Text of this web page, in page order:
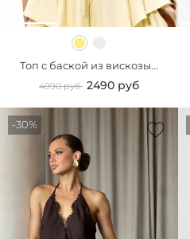
Топ с баской из вискозы...
4990 руб 2490 руб
-30%